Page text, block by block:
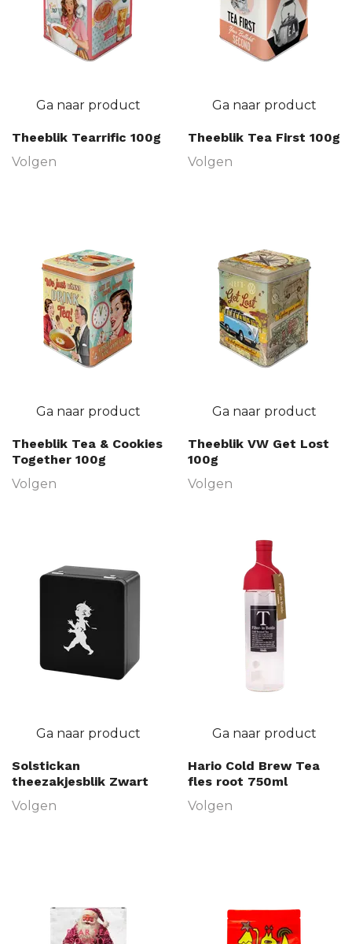
Ga naar product
Theeblik Tearrific 100g
Volgen
Ga naar product
Theeblik Tea First 100g
Volgen
Ga naar product
Theeblik Tea & Cookies
Together 100g
Volgen
Ga naar product
Theeblik VW Get Lost
100g
Volgen
Ga naar product
Solstickan
theezakjesblik Zwart
Volgen
Ga naar product
Hario Cold Brew Tea
fles root 750ml
Volgen